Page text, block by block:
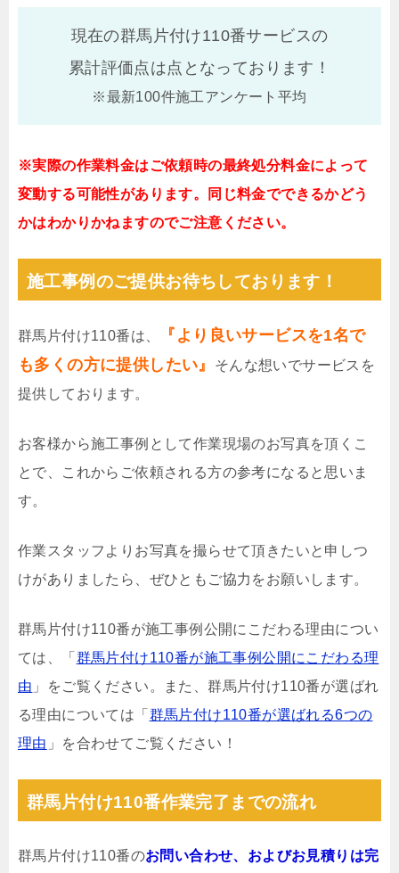
現在の群馬片付け110番サービスの
累計評価点は点となっております！
※最新100件施工アンケート平均
※実際の作業料金はご依頼時の最終処分料金によって
変動する可能性があります。同じ料金でできるかどう
かはわかりかねますのでご注意ください。
施工事例のご提供お待ちしております！
群馬片付け110番は、
『より良いサービスを1名で
も多くの方に提供したい』
そんな想いでサービスを
提供しております。
お客様から施工事例として作業現場のお写真を頂くこ
とで、これからご依頼される方の参考になると思いま
す。
作業スタッフよりお写真を撮らせて頂きたいと申しつ
けがありましたら、ぜひともご協力をお願いします。
群馬片付け110番が施工事例公開にこだわる理由につい
ては、「 群馬片付け110番が施工事例公開にこだわる理
由 」をご覧ください。また、群馬片付け110番が選ばれ
る理由については「 群馬片付け110番が選ばれる6つの
理由 」を合わせてご覧ください！
群馬片付け110番作業完了までの流れ
群馬片付け110番のお問い合わせ、およびお見積りは完